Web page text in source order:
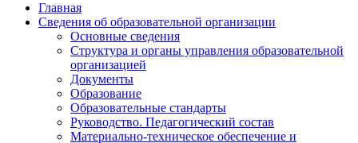
Главная
Сведения об образовательной организации
Основные сведения
Структура и органы управления образовательной
организацией
Документы
Образование
Образовательные стандарты
Руководство. Педагогический состав
Материально-техническое обеспечение и